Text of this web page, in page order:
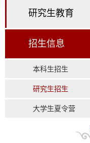
研究生教育
招生信息
本科生招生
研究生招生
大学生夏令营